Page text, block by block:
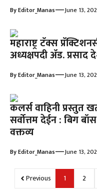
ByEditor_Manas—June 13,
महाराष्ट्र टॅक्स
अध्यक्षपदी ॲड. प्रसाद
ByEditor_Manas—June 13,
कलर्स वाहिनी प्रस्तुत
सर्वोत्तम देईन : बिग
वक्तव्य
ByEditor_Manas—June 13,
Previous 1 2